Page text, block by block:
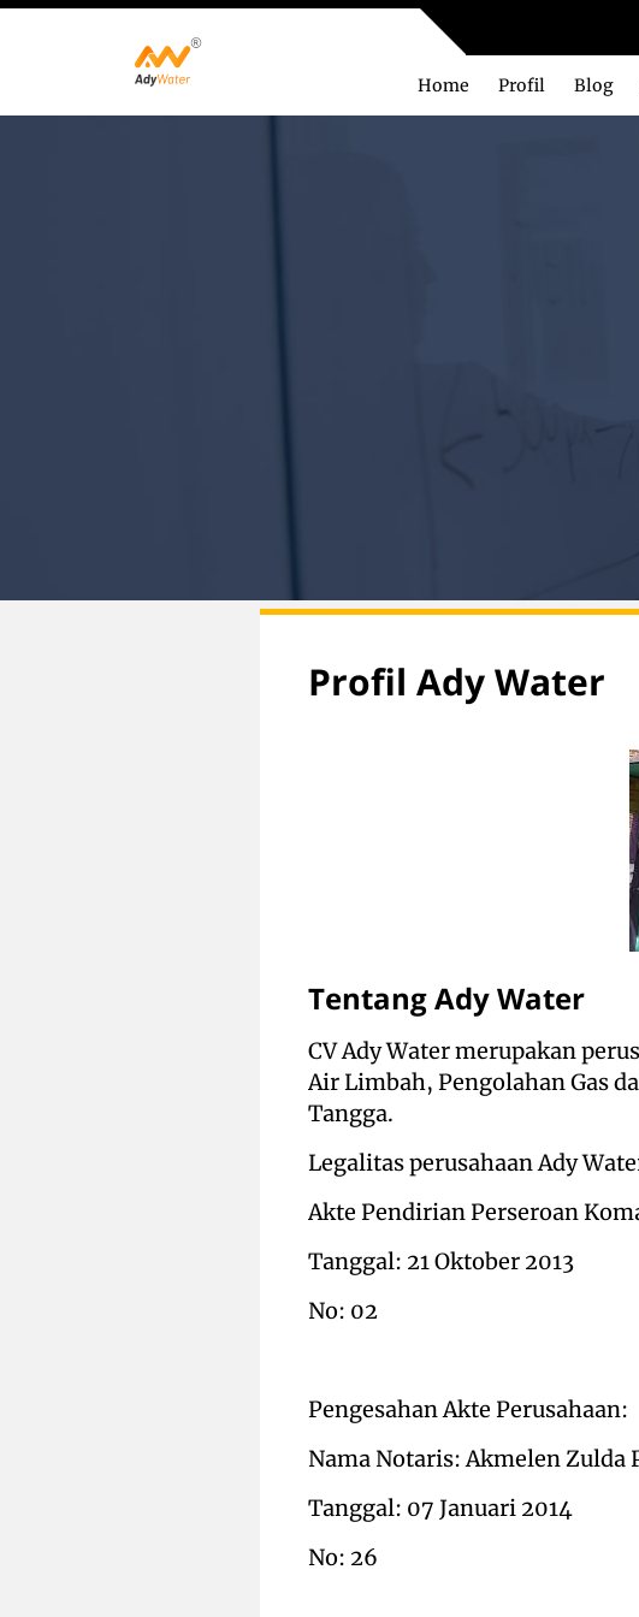
Home Profil Blog
Profil Ady Water
Tentang Ady Water
CV Ady Water merupakan
Air Limbah, Pengolahan Gas
Tangga.
Legalitas perusahaan Ady
Akte Pendirian Perseroan
Tanggal: 21 Oktober 2013
No: 02
Pengesahan Akte Perusahaan:
Nama Notaris: Akmelen Zulda
Tanggal: 07 Januari 2014
No: 26